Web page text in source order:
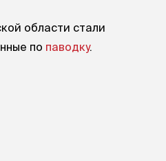
области стали
по паводку.